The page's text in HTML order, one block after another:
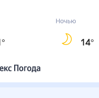
°
Ночью
14°